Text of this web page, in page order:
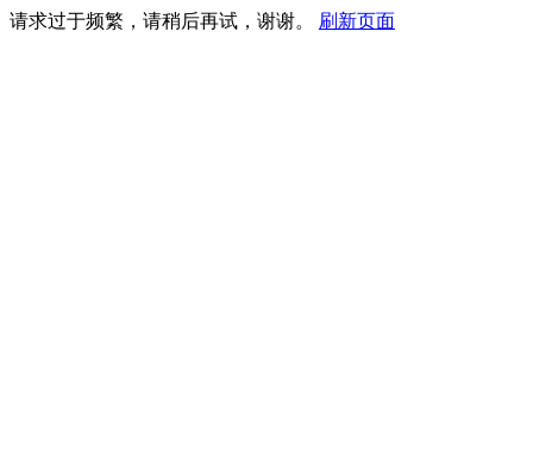
请求过于频繁，请稍后再试，谢谢。 刷新页面